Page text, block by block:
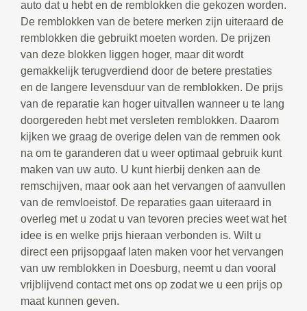
auto dat u hebt en de remblokken die gekozen worden.
De remblokken van de betere merken zijn uiteraard de
remblokken die gebruikt moeten worden. De prijzen
van deze blokken liggen hoger, maar dit wordt
gemakkelijk terugverdiend door de betere prestaties
en de langere levensduur van de remblokken. De prijs
van de reparatie kan hoger uitvallen wanneer u te lang
doorgereden hebt met versleten remblokken. Daarom
kijken we graag de overige delen van de remmen ook
na om te garanderen dat u weer optimaal gebruik kunt
maken van uw auto. U kunt hierbij denken aan de
remschijven, maar ook aan het vervangen of aanvullen
van de remvloeistof. De reparaties gaan uiteraard in
overleg met u zodat u van tevoren precies weet wat het
idee is en welke prijs hieraan verbonden is. Wilt u
direct een prijsopgaaf laten maken voor het vervangen
van uw remblokken in Doesburg, neemt u dan vooral
vrijblijvend contact met ons op zodat we u een prijs op
maat kunnen geven.